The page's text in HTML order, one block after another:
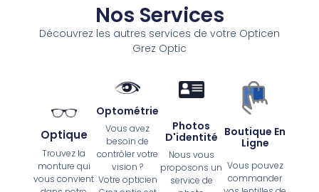
Nos Services
Découvrez les autres services de votre Opticen
Grez Optic
Optique
Trouvez la
monture qui
vous convient
Optométrie
Vous avez
besoin de
contrôler votre
vision ?
Votre opticien
Photos
D'identité
Nous vous
proposons un
service de
Boutique En
Ligne
Vous pouvez
commander